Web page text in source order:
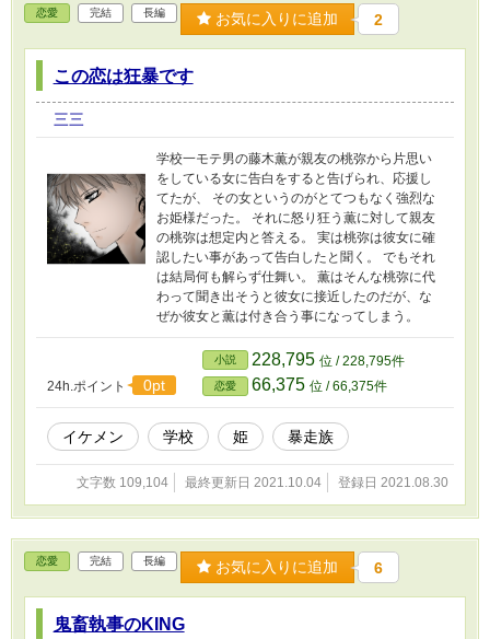
恋愛 完結 長編 お気に入りに追加 2
この恋は狂暴です
三三
学校一モテ男の藤木薫が親友の桃弥から片思い
をしている女に告白をすると告げられ、応援し
てたが、 その女というのがとてつもなく強烈な
お姫様だった。 それに怒り狂う薫に対して親友
の桃弥は想定内と答える。 実は桃弥は彼女に確
認したい事があって告白したと聞く。 でもそれ
は結局何も解らず仕舞い。 薫はそんな桃弥に代
わって聞き出そうと彼女に接近したのだが、な
ぜか彼女と薫は付き合う事になってしまう。
24h.ポイント 0pt
小説 228,795 位 / 228,795件
恋愛 66,375 位 / 66,375件
イケメン 学校 姫 暴走族
文字数 109,104 最終更新日 2021.10.04 登録日 2021.08.30
恋愛 完結 長編 お気に入りに追加 6
鬼畜執事のKING